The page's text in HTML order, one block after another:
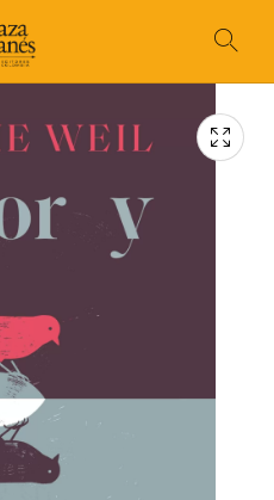
Humor gráfico-